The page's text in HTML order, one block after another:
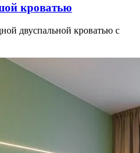
кроватью
двуспальной кроватью с